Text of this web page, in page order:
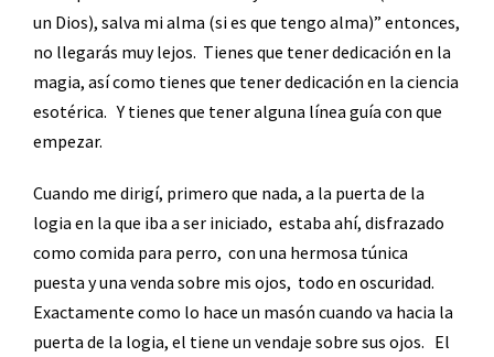
un Dios), salva mi alma (si es que tengo alma)” entonces,
no llegarás muy lejos. Tienes que tener dedicación en la
magia, así como tienes que tener dedicación en la ciencia
esotérica. Y tienes que tener alguna línea guía con que
empezar.
Cuando me dirigí, primero que nada, a la puerta de la
logia en la que iba a ser iniciado, estaba ahí, disfrazado
como comida para perro, con una hermosa túnica
puesta y una venda sobre mis ojos, todo en oscuridad.
Exactamente como lo hace un masón cuando va hacia la
puerta de la logia, el tiene un vendaje sobre sus ojos. El